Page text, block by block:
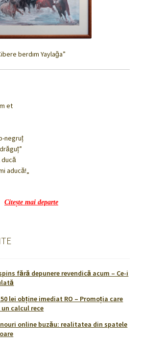
berdım Yaylağa”
et
negruț
ducă
aducă!„
Citește mai departe
fără depunere revendică acum – Ce-i
lei obține imediat RO – Promoţia care
calcul rece
online buzău: realitatea din spatele